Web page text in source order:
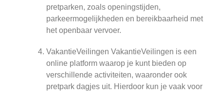
pretparken, zoals openingstijden,
parkeermogelijkheden en bereikbaarheid met
het openbaar vervoer.
VakantieVeilingen VakantieVeilingen is een
online platform waarop je kunt bieden op
verschillende activiteiten, waaronder ook
pretpark dagjes uit. Hierdoor kun je vaak voor